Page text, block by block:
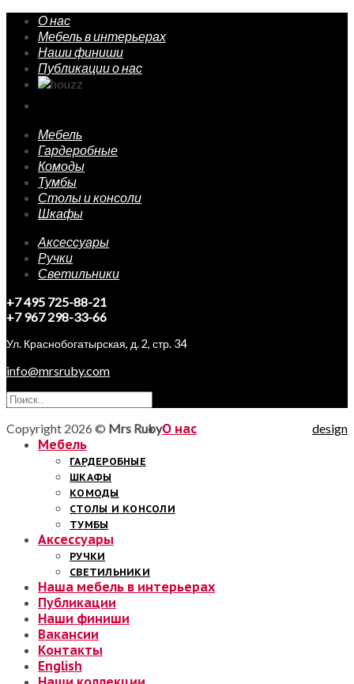
О нас
Мебель в интерьерах
Наши финиши
Публикации о нас
Мебель
Гардеробные
Комоды
Тумбы
Столы и консоли
Шкафы
Аксессуары
Ручки
Светильники
+7 495 725-88-21
+7 967 298-33-66
Ул. Краснобогатырская, д. 2, стр. 34
info@mrsruby.com
design
Copyright 2026 © Mrs RubyО нас
Мебель
ГАРДЕРОБНЫЕ
ШКАФЫ
КОМОДЫ
СТОЛЫ И КОНСОЛИ
ТУМБЫ
Аксессуары
РУЧКИ
СВЕТИЛЬНИКИ
Наша мебель в интерьерах
Публикации
Наши финиши
Вакансии
Контакты
English